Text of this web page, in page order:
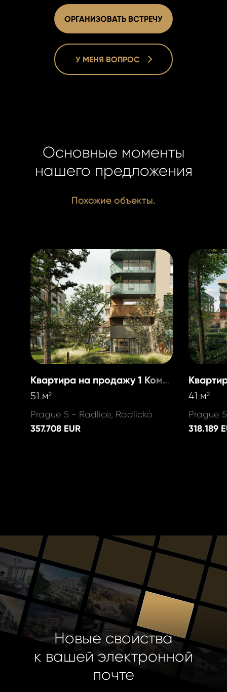
ОРГАНИЗОВАТЬ ВСТРЕЧУ
У МЕНЯ ВОПРОС
Основные моменты
нашего предложения
Похожие объекты.
Квартира на продажу 1 Комната
51 м2
Prague 5 - Radlice, Radlická
357.708 EUR
41 м2
Prague
318.189
Новые свойства
к вашей электронной
почте